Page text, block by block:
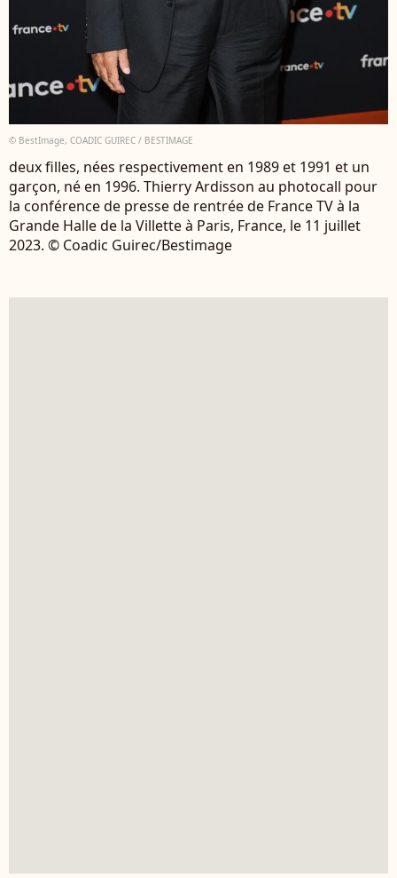
© BestImage, COADIC GUIREC / BESTIMAGE
deux filles, nées respectivement en 1989 et 1991 et un
garçon, né en 1996. Thierry Ardisson au photocall pour
la conférence de presse de rentrée de France TV à la
Grande Halle de la Villette à Paris, France, le 11 juillet
2023. © Coadic Guirec/Bestimage